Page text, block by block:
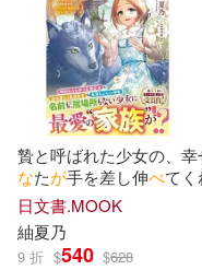
贄と呼ばれた少女の、幸
なたが手を差し伸べてく
その日から、名も
命が変わりました~
日文書.MOOK
紬夏乃
9 折 $540 $628